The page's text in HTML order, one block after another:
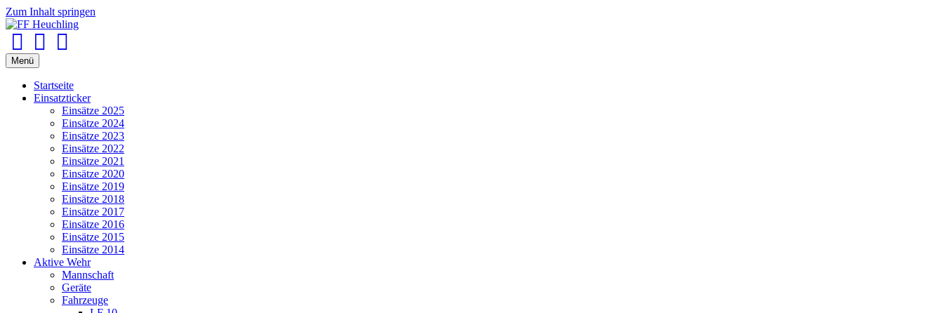
Zum Inhalt springen
Menü
Startseite
Einsatzticker
Einsätze 2025
Einsätze 2024
Einsätze 2023
Einsätze 2022
Einsätze 2021
Einsätze 2020
Einsätze 2019
Einsätze 2018
Einsätze 2017
Einsätze 2016
Einsätze 2015
Einsätze 2014
Aktive Wehr
Mannschaft
Geräte
Fahrzeuge